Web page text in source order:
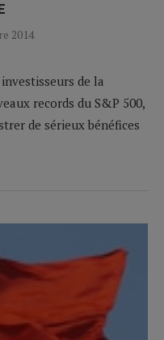
2014
de la
records du S&P 500,
de sérieux bénéfices